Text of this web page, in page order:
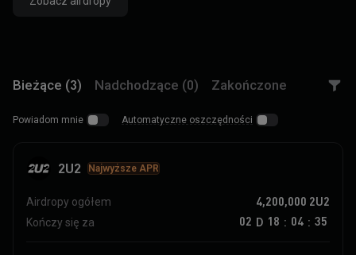
Bieżące (3) Nadchodzące (0) Zakończone
Powiadom mnie Automatyczne oszczędności
2U2 Najwyższe APR
Airdropy ogółem 4,200,000 2U2
Kończy się za
02 D 18 : 04 : 35